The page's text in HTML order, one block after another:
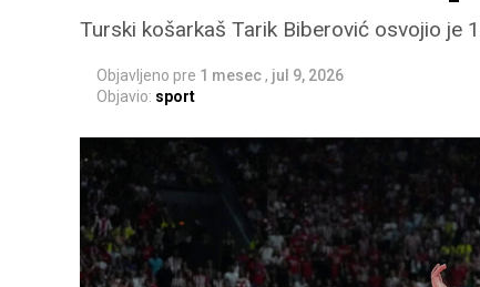
Turski košarkaš Tarik Biberović osvojio je
Objavljeno pre 1 mesec , jul 9, 2026
Objavio: sport